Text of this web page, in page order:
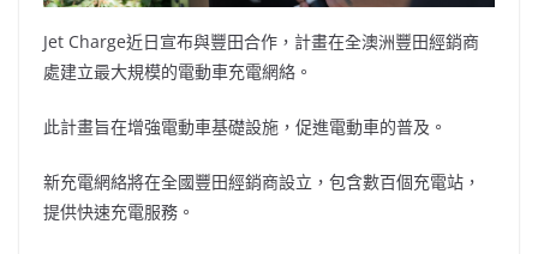
Jet Charge近日宣布與豐田合作，計畫在全澳洲豐田經銷商
處建立最大規模的電動車充電網絡。
此計畫旨在增強電動車基礎設施，促進電動車的普及。
新充電網絡將在全國豐田經銷商設立，包含數百個充電站，
提供快速充電服務。